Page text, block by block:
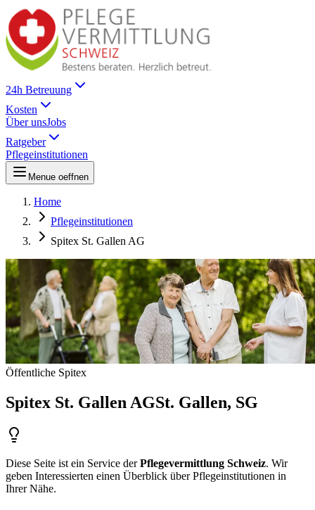
24h Betreuung
Kosten
Über unsJobs
Ratgeber
Pflegeinstitutionen
Menue oeffnen
Home
Pflegeinstitutionen
Spitex St. Gallen AG
Öffentliche Spitex
Spitex St. Gallen AGSt. Gallen, SG
Diese Seite ist ein Service derPflegevermittlung Schweiz. Wir
geben Interessierten einen Überblick über Pflegeinstitutionen in
Ihrer Nähe.